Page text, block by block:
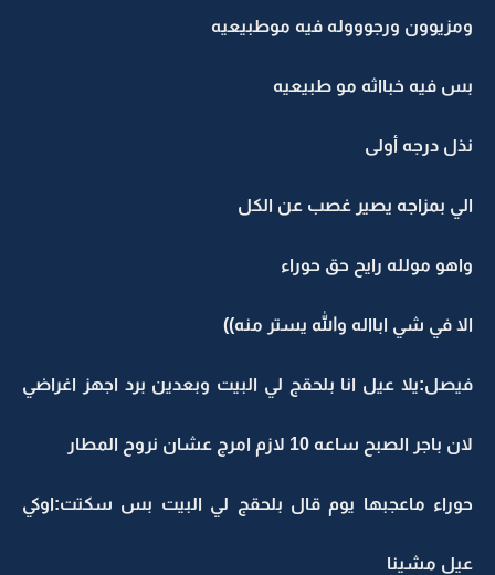
ومزيوون ورجوووله فيه موطبيعيه
بس فيه خبااثه مو طبيعيه
نذل درجه أولى
الي بمزاجه يصير غصب عن الكل
واهو مولله رايح حق حوراء
الا في شي ابااله والله يستر منه))
فيصل:يلا عيل انا بلحقج لي البيت وبعدين برد اجهز اغراضي
لان باجر الصبح ساعه 10 لازم امرج عشان نروح المطار
حوراء ماعجبها يوم قال بلحقج لي البيت بس سكتت:اوكي
عيل مشينا